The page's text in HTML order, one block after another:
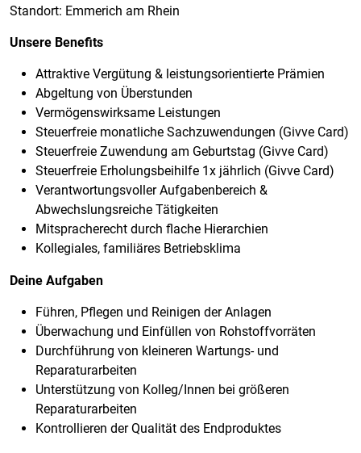
Standort: Emmerich am Rhein
Unsere Benefits
Attraktive Vergütung & leistungsorientierte Prämien
Abgeltung von Überstunden
Vermögenswirksame Leistungen
Steuerfreie monatliche Sachzuwendungen (Givve Card)
Steuerfreie Zuwendung am Geburtstag (Givve Card)
Steuerfreie Erholungsbeihilfe 1x jährlich (Givve Card)
Verantwortungsvoller Aufgabenbereich &
Abwechslungsreiche Tätigkeiten
Mitspracherecht durch flache Hierarchien
Kollegiales, familiäres Betriebsklima
Deine Aufgaben
Führen, Pflegen und Reinigen der Anlagen
Überwachung und Einfüllen von Rohstoffvorräten
Durchführung von kleineren Wartungs- und
Reparaturarbeiten
Unterstützung von Kolleg/Innen bei größeren
Reparaturarbeiten
Kontrollieren der Qualität des Endproduktes